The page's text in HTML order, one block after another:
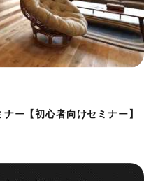
ー【初心者向けセミナー】